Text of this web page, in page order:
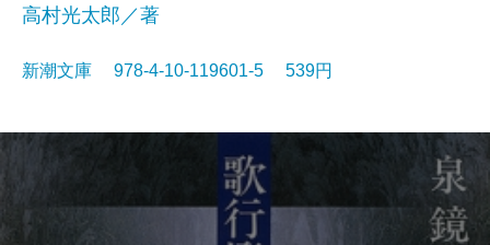
高村光太郎／著
新潮文庫 978-4-10-119601-5 539円